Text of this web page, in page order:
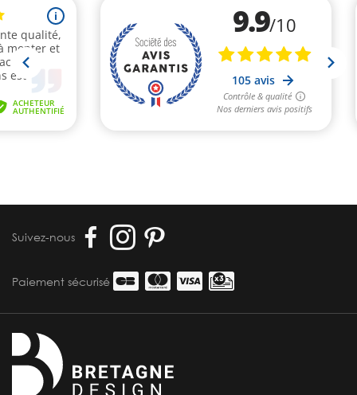
Suivez-nous
Paiement sécurisé